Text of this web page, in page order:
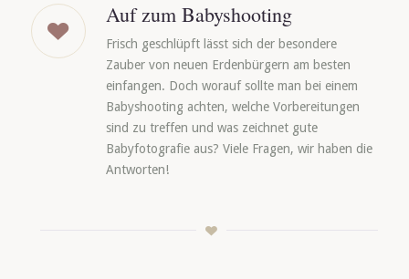
Auf zum Babyshooting
Frisch geschlüpft lässt sich der besondere
Zauber von neuen Erdenbürgern am besten
einfangen. Doch worauf sollte man bei einem
Babyshooting achten, welche Vorbereitungen
sind zu treffen und was zeichnet gute
Babyfotografie aus? Viele Fragen, wir haben die
Antworten!